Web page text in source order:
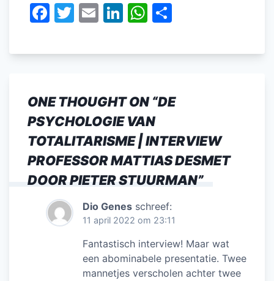
F
c
b
o
o
k
T
itt
E
ai
Li
k
dI
n
W
at
A
p
p
e
ONE THOUGHT ON “DE
PSYCHOLOGIE VAN
TOTALITARISME | INTERVIEW
PROFESSOR MATTIAS DESMET
DOOR PIETER STUURMAN”
Dio Genes schreef:
11 april 2022 om 23:11
Fantastisch interview! Maar wat
een abominabele presentatie. Twee
mannetjes verscholen achter twee